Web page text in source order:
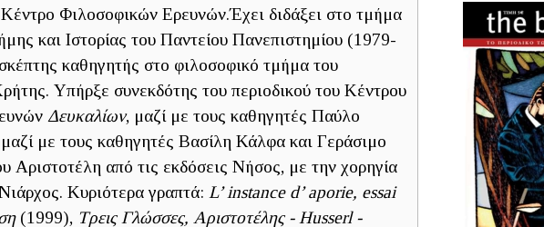
Φιλοσοφικών Ερευνών.Έχει διδάξει στο τμήμα
και Ιστορίας του Παντείου Πανεπιστημίου (1979-
καθηγητής στο φιλοσοφικό τμήμα του
Υπήρξε συνεκδότης του περιοδικού του Κέντρου
Δευκαλίων, μαζί με τους καθηγητές Παύλο
με τους καθηγητές Βασίλη Κάλφα και Γεράσιμο
από τις εκδόσεις Νήσος, με την χορηγία
Κυριότερα γραπτά: L’ instance d’ aporie, essai
(1999), Τρεις Γλώσσες, Αριστοτέλης - Husserl -